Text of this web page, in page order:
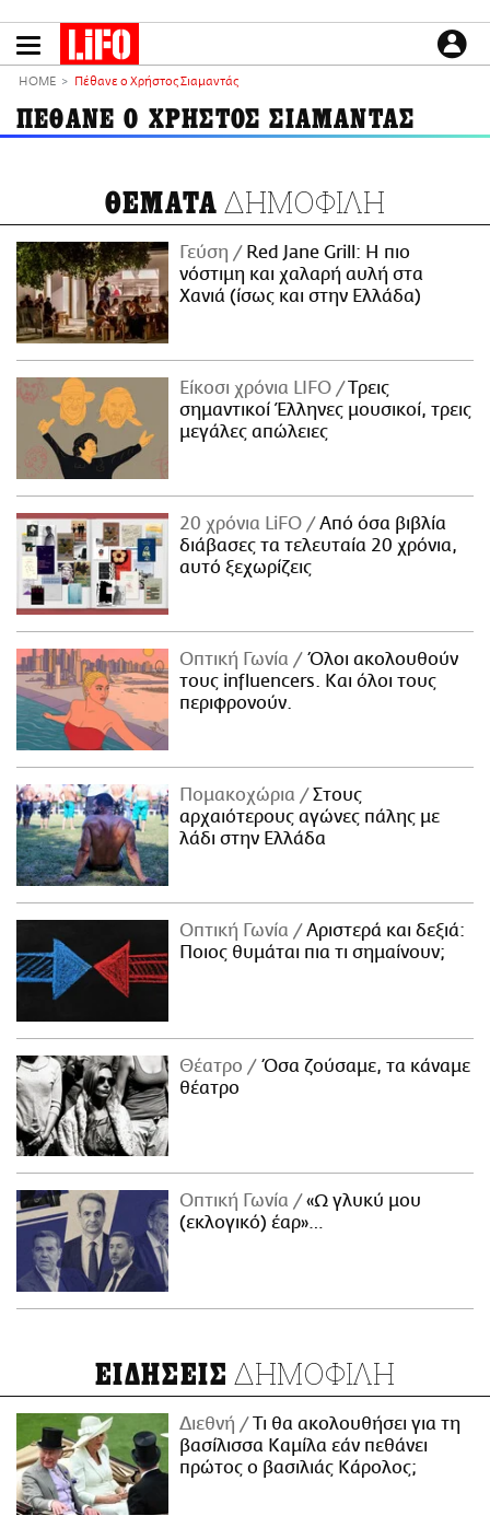
το
LIFO SHOP
NEWSLETTER
ΜΙΚΡΟΠΡΑΓΜΑΤΑ
THE GOOD LIFO
LIFOLAND
CITY GUIDE
ΑΜΠΑ
PRINT
ΕΙΔΗΣΕΙΣ
CULTURE
PODCASTS
Plus
HOME Πέθανε ο Χρήστος Σιαμαντάς
ΠΕΘΑΝΕ Ο ΧΡΗΣΤΟΣ ΣΙΑΜΑΝΤΑΣ
ΘΕΜΑΤΑ ΔΗΜΟΦΙΛΗ
Γεύση
Red Jane Grill: Η πιο
νόστιμη και χαλαρή αυλή στα
Χανιά (ίσως και στην Ελλάδα)
Είκοσι χρόνια LIFO
Tρεις
σημαντικοί Έλληνες μουσικοί, τρεις
μεγάλες απώλειες
20 χρόνια LiFO
Από όσα βιβλία
διάβασες τα τελευταία 20 χρόνια,
αυτό ξεχωρίζεις
Οπτική Γωνία
Όλοι ακολουθούν
τους influencers. Και όλοι τους
περιφρονούν.
Πομακοχώρια
Στους
αρχαιότερους αγώνες πάλης με
λάδι στην Ελλάδα
Οπτική Γωνία
Αριστερά και δεξιά:
Ποιος θυμάται πια τι σημαίνουν;
Θέατρο
Όσα ζούσαμε, τα κάναμε
θέατρο
Οπτική Γωνία
«Ω γλυκύ μου
(εκλογικό) έαρ»…
ΕΙΔΗΣΕΙΣ ΔΗΜΟΦΙΛΗ
Διεθνή
Τι θα ακολουθήσει για τη
βασίλισσα Καμίλα εάν πεθάνει
πρώτος ο βασιλιάς Κάρολος;